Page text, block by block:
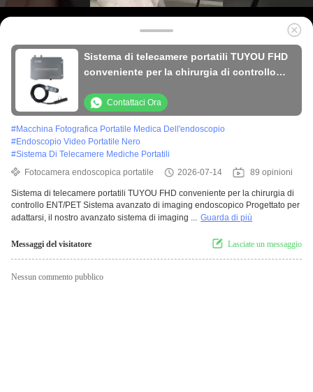
Sistema di telecamere portatili TUYOU FHD
conveniente per la chirurgia di controllo
Contattaci Ora
#Macchina Fotografica Portatile Medica Dell'endoscopio
#Endoscopio Video Portatile Nero
#Sistema Di Telecamere Mediche Portatili
Fotocamera endoscopica portatile
2026-07-14 89 opinioni
Sistema di telecamere portatili TUYOU FHD conveniente per la chirurgia di
controllo ENT/PET Sistema avanzato di imaging endoscopico Progettato per
adattarsi, il nostro avanzato sistema di imaging ... Guarda di più
Messaggi del visitatore Lasciate un messaggio
Nessun commento pubblico